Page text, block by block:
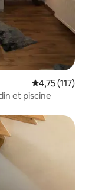
Évaluation
4,75 (117)
et piscine